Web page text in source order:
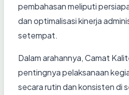
pembahasan meliputi
dan optimalisasi kinerja
setempat.
Dalam arahannya, Camat
pentingnya pelaksanaan
secara rutin dan konsisten di